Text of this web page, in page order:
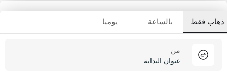
ذهاب فقط بالساعة يوميا
من